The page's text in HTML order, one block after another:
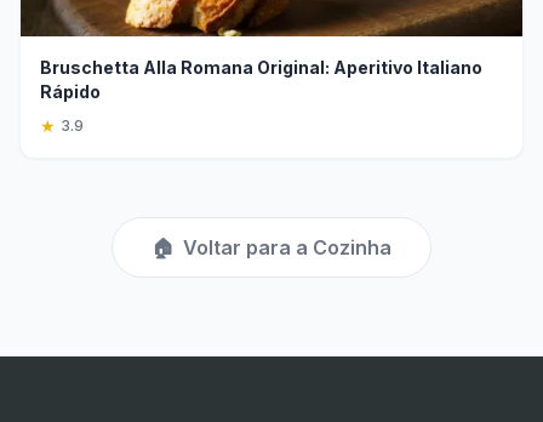
Bruschetta Alla Romana Original: Aperitivo Italiano
Rápido
★ 3.9
🏠 Voltar para a Cozinha